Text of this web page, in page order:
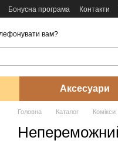
Бонусна програма Контакти
вам?
Аксесуари
Головна Каталог Комікси